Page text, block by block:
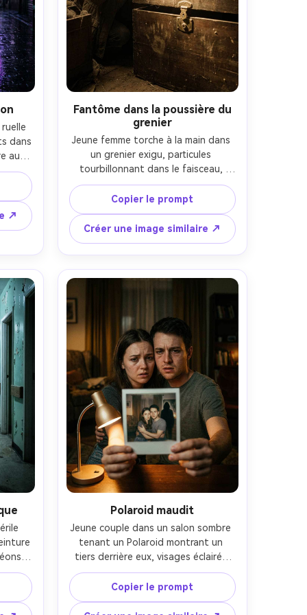
dans
aux
la
--ar
↗
Fantôme dans la poussière du
grenier
Jeune femme torche à la main dans
un grenier exigu, particules
tourbillonnant dans le faisceau,
vieux coffre entrouvert avec
empreinte poussiéreuse, veinure
bois chaleureuse, effet torche
cadré, objectif 28mm, angle bas,
peur réaliste sur le visage, détails
poussés, tons sépia doux, tension
horreur cinématographique --ar 4:5
Copier le prompt
Créer une image similaire ↗
filant
Polaroid maudit
Jeune couple dans un salon sombre
tenant un Polaroid montrant un
tiers derrière eux, visages éclairés
par une petite lampe, fond bokeh
doux, objectif 50mm, lumière
tungstène chaude et ombres
Copier le prompt